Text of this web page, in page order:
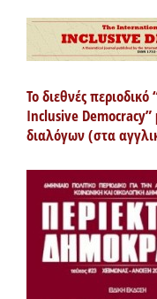
Το διεθνές
Inclusive
διαλόγων (στα